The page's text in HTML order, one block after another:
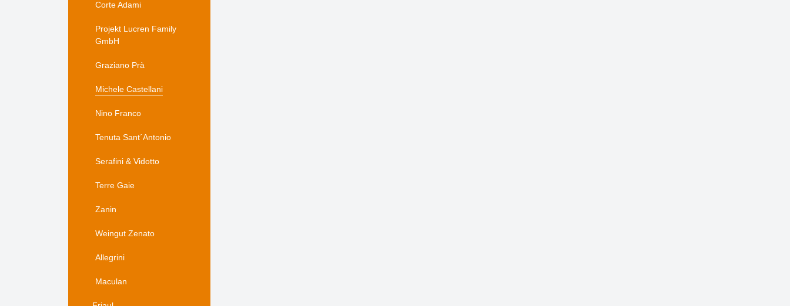
Corte Adami
Projekt Lucren Family
GmbH
Graziano Prà
Michele Castellani
Nino Franco
Tenuta Sant´Antonio
Serafini & Vidotto
Terre Gaie
Zanin
Weingut Zenato
Allegrini
Maculan